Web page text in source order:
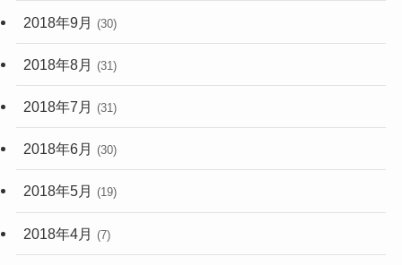
2018年9月 (30)
2018年8月 (31)
2018年7月 (31)
2018年6月 (30)
2018年5月 (19)
2018年4月 (7)